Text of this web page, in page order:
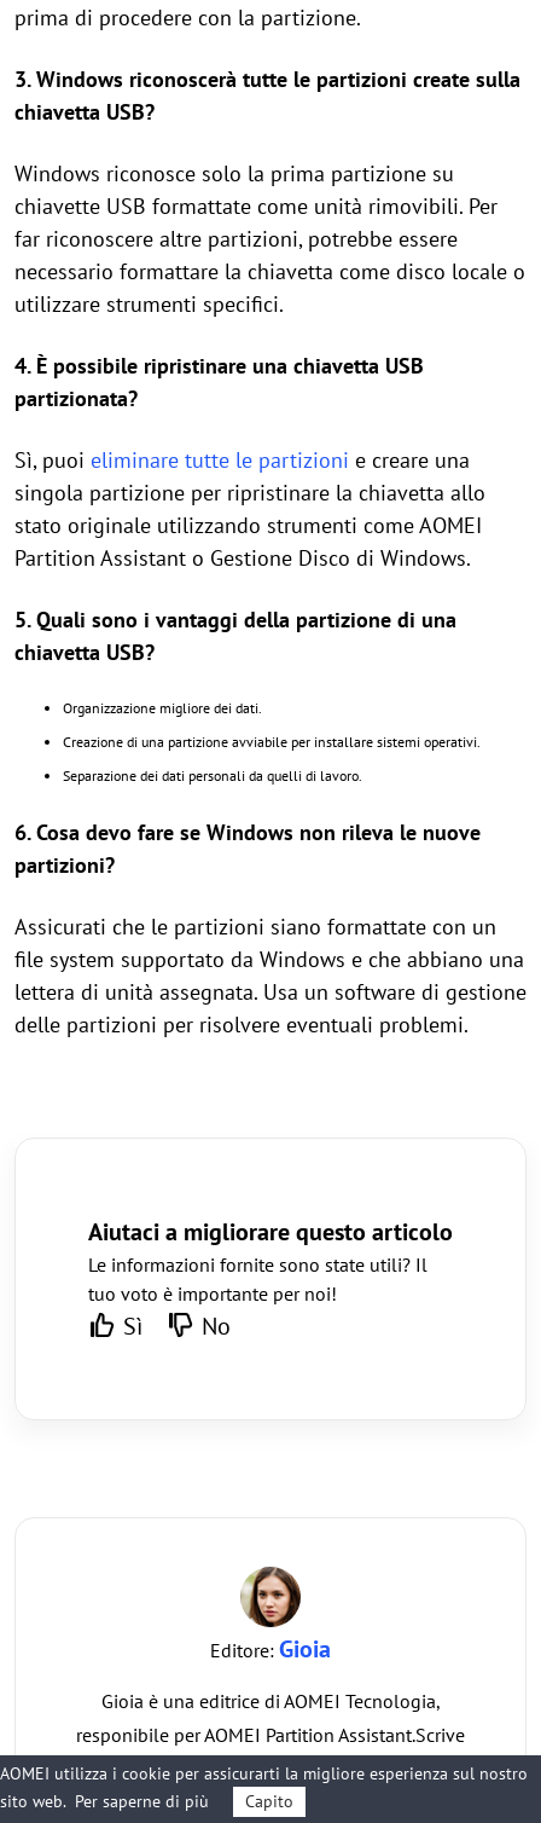
prima di procedere con la partizione.
3. Windows riconoscerà tutte le partizioni create sulla
chiavetta USB?
Windows riconosce solo la prima partizione su
chiavette USB formattate come unità rimovibili. Per
far riconoscere altre partizioni, potrebbe essere
necessario formattare la chiavetta come disco locale o
utilizzare strumenti specifici.
4. È possibile ripristinare una chiavetta USB
partizionata?
Sì, puoi eliminare tutte le partizioni e creare una
singola partizione per ripristinare la chiavetta allo
stato originale utilizzando strumenti come AOMEI
Partition Assistant o Gestione Disco di Windows.
5. Quali sono i vantaggi della partizione di una
chiavetta USB?
Organizzazione migliore dei dati.
Creazione di una partizione avviabile per installare sistemi operativi.
Separazione dei dati personali da quelli di lavoro.
6. Cosa devo fare se Windows non rileva le nuove
partizioni?
Assicurati che le partizioni siano formattate con un
file system supportato da Windows e che abbiano una
lettera di unità assegnata. Usa un software di gestione
delle partizioni per risolvere eventuali problemi.
Aiutaci a migliorare questo articolo
Le informazioni fornite sono state utili? Il
tuo voto è importante per noi!
Sì No
Editore: Gioia
Gioia è una editrice di AOMEI Tecnologia,
responibile per AOMEI Partition Assistant.Scrive
gli articoli su gestione dei dischi rigidi &
partizioni,backup & ripristino e così via.Spera che
AOMEI utilizza i cookie per assicurarti la migliore esperienza sul nostro
sito web. Per saperne di più Capito